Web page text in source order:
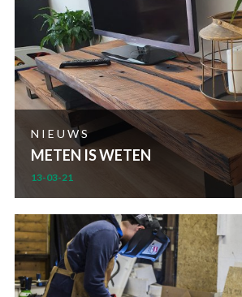
NIEUWS
METEN IS WETEN
13-03-21